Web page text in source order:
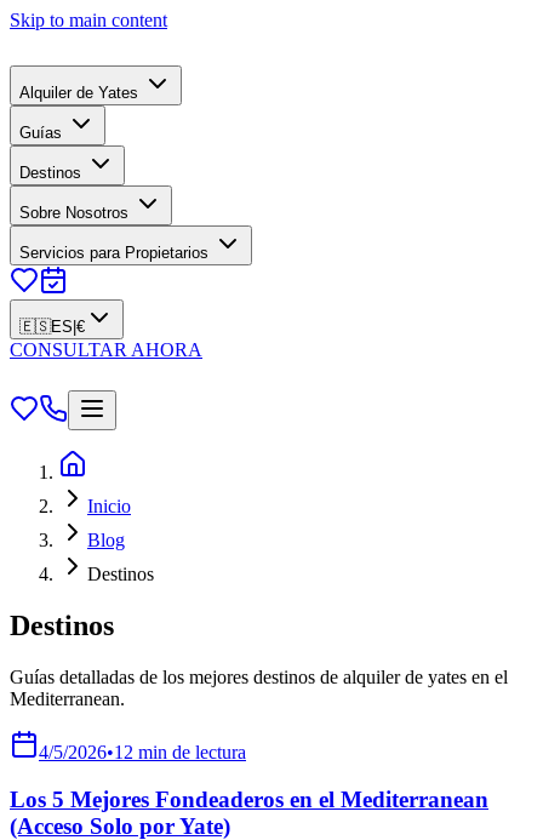
Skip to main content
Alquiler de Yates
Guías
Destinos
Sobre Nosotros
Servicios para Propietarios
🇪🇸ES €
CONSULTAR AHORA
Inicio
Blog
Destinos
Destinos
Guías detalladas de los mejores destinos de alquiler de yates en el
Mediterranean.
4/5/2026•12 min de lectura
Los 5 Mejores Fondeaderos en el Mediterranean
(Acceso Solo por Yate)